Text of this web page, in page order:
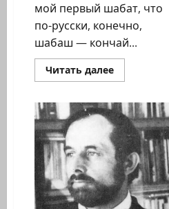
мой первый шабат, что
по-русски, конечно,
шабаш — кончай...
Читать далееПрочитать
больше
Фролова.
ПРАЗДНИК
ТОРЫ